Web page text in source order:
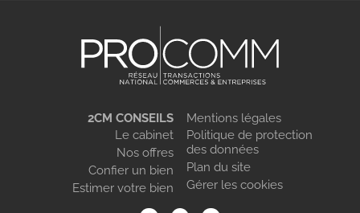
2CM CONSEILS
Le cabinet
Nos offres
Confier un bien
Estimer votre bien
Mentions légales
Politique de protection
des données
Plan du site
Gérer les cookies